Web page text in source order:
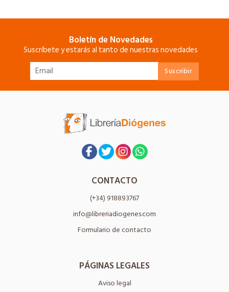
Boletín de Novedades
Suscríbete y estarás al tanto de nuestras novedades
CONTACTO
(+34) 918893767
info@libreriadiogenes.com
Formulario de contacto
PÁGINAS LEGALES
Aviso legal